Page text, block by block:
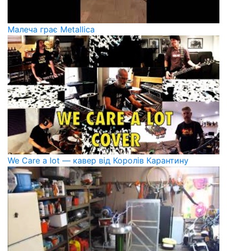
Малеча грає Metallica
We Care a lot — кавер від Королів Карантину